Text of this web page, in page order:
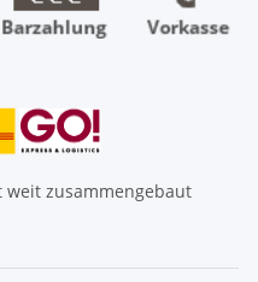
zusammengebaut